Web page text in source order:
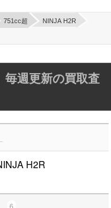
751cc超 NINJA H2R
毎週更新の買取査
6